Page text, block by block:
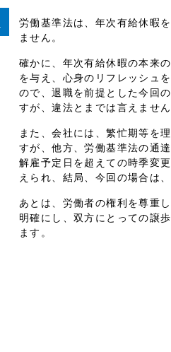
労働基準法は、年次有給休暇
ません。
確かに、年次有給休暇の本来
を与え、心身のリフレッシュ
ので、退職を前提とした今回
すが、違法とまでは言えません
また、会社には、繁忙期等を
すが、他方、労働基準法の通
解雇予定日を超えての時季変
えられ、結局、今回の場合は
あとは、労働者の権利を尊重
明確にし、双方にとっての譲
ます。